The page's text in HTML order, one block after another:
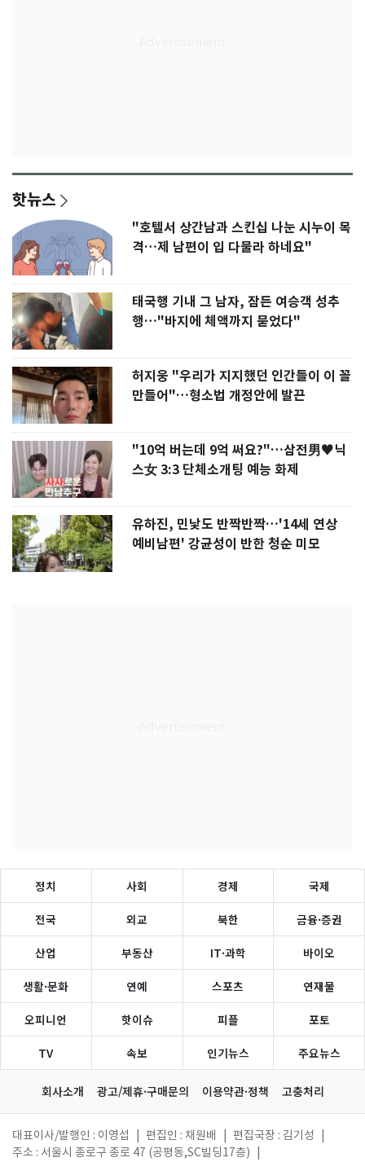
핫뉴스
"호텔서 상간남과 스킨십 나눈 시누이 목
격…제 남편이 입 다물라 하네요"
태국행 기내 그 남자, 잠든 여승객 성추
행…"바지에 체액까지 묻었다"
허지웅 "우리가 지지했던 인간들이 이 꼴
만들어"…형소법 개정안에 발끈
"10억 버는데 9억 써요?"…삼전男♥닉
스女 3:3 단체소개팅 예능 화제
유하진, 민낯도 반짝반짝…'14세 연상
예비남편' 강균성이 반한 청순 미모
정치 사회 경제 국제
전국 외교 북한 금융·증권
산업 부동산 IT·과학 바이오
생활·문화 연예 스포츠 연재물
오피니언 핫이슈 피플 포토
TV 속보 인기뉴스 주요뉴스
회사소개 광고/제휴·구매문의 이용약관·정책 고충처리
대표이사/발행인 : 이영섭 편집인 : 채원배 편집국장 : 김기성
주소 : 서울시 종로구 종로 47 (공평동,SC빌딩17층)